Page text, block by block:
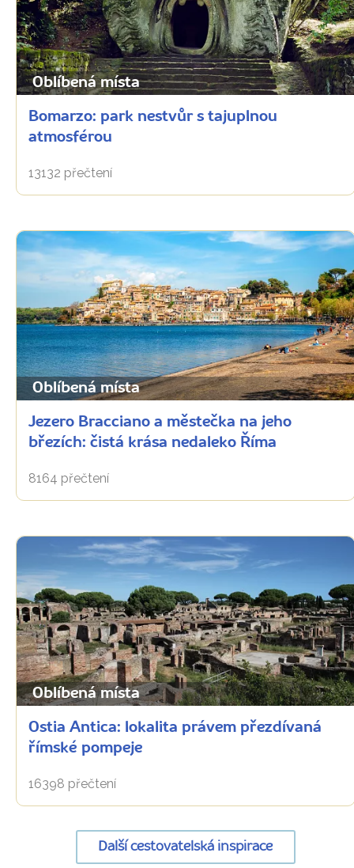
Oblíbená místa
Bomarzo: park nestvůr s tajuplnou
atmosférou
13132 přečtení
Oblíbená místa
Jezero Bracciano a městečka na jeho
březích: čistá krása nedaleko Říma
8164 přečtení
Oblíbená místa
Ostia Antica: lokalita právem přezdívaná
římské pompeje
16398 přečtení
Další cestovatelská inspirace